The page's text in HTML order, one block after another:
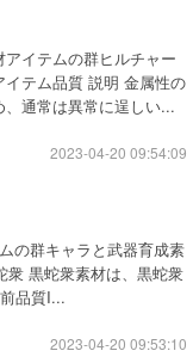
イテムの群ヒルチャー
テム品質 説明 金属性の
通常は異常に逞しい...
2023-04-20 09:54:09
の群キャラと武器育成素
衆 黒蛇衆素材は、黒蛇衆
品質I...
2023-04-20 09:53:10